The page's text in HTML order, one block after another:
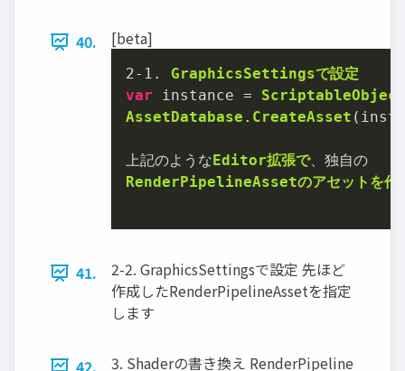
40. [beta]
2- 1 . GraphicsSettingsで設定
var instance =
ScriptableObject
AssetDatabase . CreateAsset
上記のような Editor拡張で、
RenderPipelineAssetのアセットを作
41.
2-2. GraphicsSettingsで設定 先ほど
作成したRenderPipelineAssetを指定
します
3. Shaderの書き換え RenderPipeline